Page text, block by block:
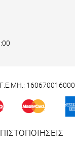
160670016000
ΠΙΣΤΟΠΟΙΗΣΕΙΣ